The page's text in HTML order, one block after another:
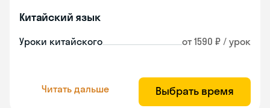
Китайский язык
Уроки китайского от 1590 ₽ / урок
Читать дальше Выбрать время